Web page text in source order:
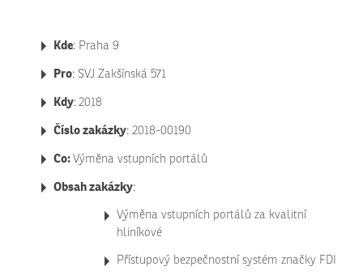
Kde: Praha 9
Pro: SVJ Zakšínská 571
Kdy:2018
Číslo zakázky: 2018-00190
Co:Výměna vstupních portálů
Obsah zakázky:
Výměna vstupních portálů za kvalitní
hliníkové
Přístupový bezpečnostní systém značky FDI